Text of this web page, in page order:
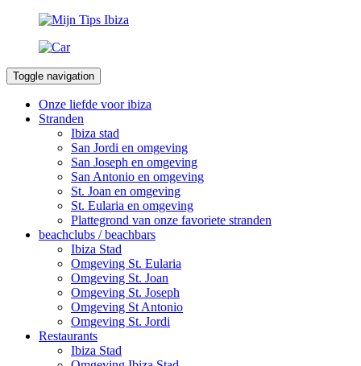
Toggle navigation
Onze liefde voor ibiza
Stranden
Ibiza stad
San Jordi en omgeving
San Joseph en omgeving
San Antonio en omgeving
St. Joan en omgeving
St. Eularia en omgeving
Plattegrond van onze favoriete stranden
beachclubs / beachbars
Ibiza Stad
Omgeving St. Eularia
Omgeving St. Joan
Omgeving St. Joseph
Omgeving St Antonio
Omgeving St. Jordi
Restaurants
Ibiza Stad